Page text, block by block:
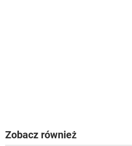
Zobacz również